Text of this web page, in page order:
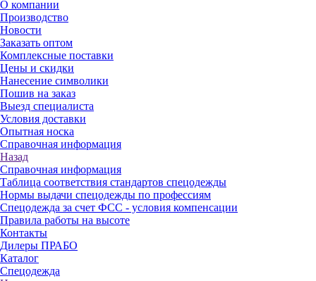
О компании
Производство
Новости
Заказать оптом
Комплексные поставки
Цены и скидки
Нанесение символики
Пошив на заказ
Выезд специалиста
Условия доставки
Опытная носка
Справочная информация
Назад
Справочная информация
Таблица соответствия стандартов спецодежды
Нормы выдачи спецодежды по профессиям
Спецодежда за счет ФСС - условия компенсации
Правила работы на высоте
Контакты
Дилеры ПРАБО
Каталог
Спецодежда